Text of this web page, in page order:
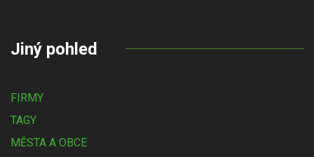
Jiný pohled
FIRMY
TAGY
MĚSTA A OBCE